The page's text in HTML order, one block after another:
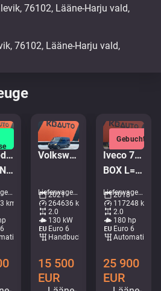
76102, Lääne-Harju vald,
Mercedes-Benz Vito 116 CDI 4x4
Mixto N1G
Lieferwagen - Lieferwagen • M141-5839
km
Volkswagen Crafter 4x4
Lieferwagen - Lieferwagen • M336-3842
2021
264636 km
2.0
130 kW
Euro 6
Handbuch
15 500
EUR
Gebucht
Iveco 70C18 4x2
BOX L=5146 mm
Lieferwagen - Kasten • M746-7091
2018
117248 km
2.0
180 hp
Euro 6
Automatisch
25 900
EUR